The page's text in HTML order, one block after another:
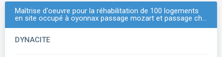
Maîtrise d'oeuvre pour la réhabilitation de 100 logements
en site occupé à oyonnax passage mozart et passage ch…
DYNACITE